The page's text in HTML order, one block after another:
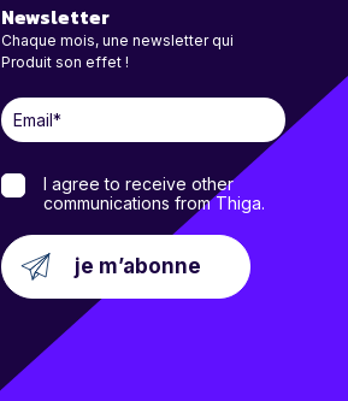
Newsletter
Chaque mois, une newsletter qui
Produit son effet !
I agree to receive other
communications from Thiga.